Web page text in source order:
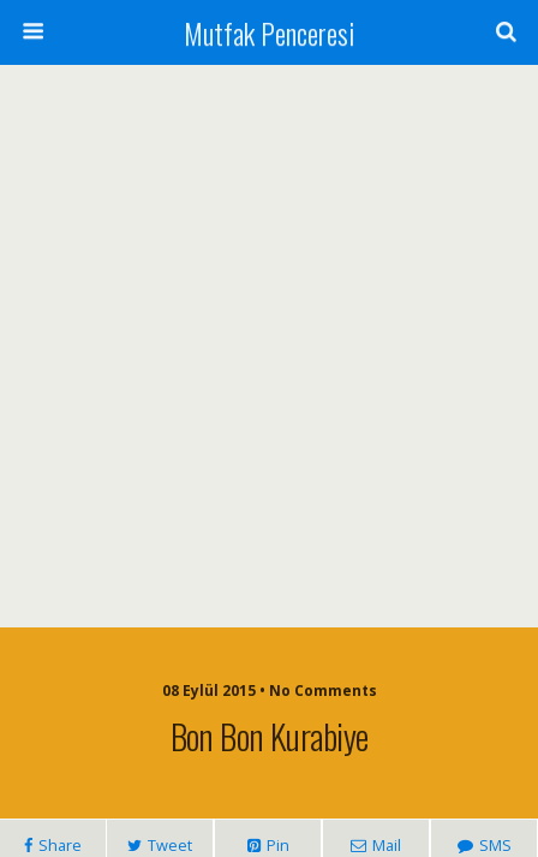
Mutfak Penceresi
08 Eylül 2015 • No Comments
Bon Bon Kurabiye
Share Tweet Pin Mail SMS